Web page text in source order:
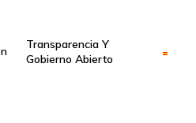
Transparencia Y
Gobierno Abierto